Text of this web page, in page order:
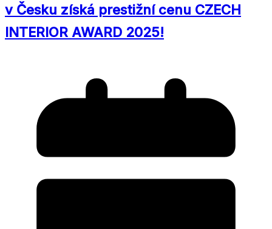
v Česku získá prestižní cenu CZECH
INTERIOR AWARD 2025!